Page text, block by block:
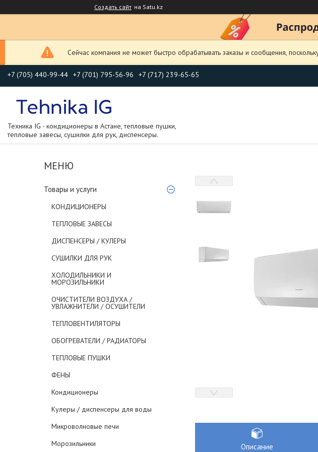
Создать сайт на Satu.kz
Сейчас компания не может быстро обрабатывать заказы и сообщения,
+7 (705) 440-99-44 +7 (701) 795-56-96 +7 (717) 239-65-65
Техника IG - кондиционеры в Астане, тепловые пушки,
тепловые завесы, сушилки для рук, диспенсеры.
Товары и услуги
КОНДИЦИОНЕРЫ
ТЕПЛОВЫЕ ЗАВЕСЫ
ДИСПЕНСЕРЫ / КУЛЕРЫ
СУШИЛКИ ДЛЯ РУК
ХОЛОДИЛЬНИКИ И
МОРОЗИЛЬНИКИ
ОЧИСТИТЕЛИ ВОЗДУХА /
УВЛАЖНИТЕЛИ / ОСУШИТЕЛИ
ТЕПЛОВЕНТИЛЯТОРЫ
ОБОГРЕВАТЕЛИ / РАДИАТОРЫ
ТЕПЛОВЫЕ ПУШКИ
ФЕНЫ
Кондиционеры
Кулеры / диспенсеры для воды
Микроволновые печи
Морозильники
Описание